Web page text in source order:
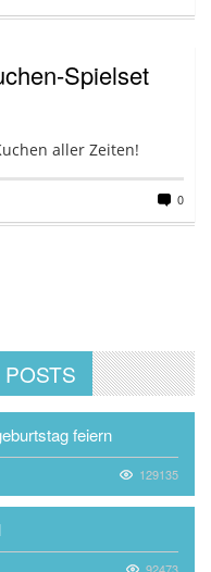
Spielset
aller Zeiten!
0
feiern
129135